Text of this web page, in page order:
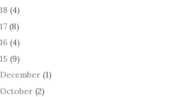
(4)
(8)
(4)
(9)
December (1)
October (2)